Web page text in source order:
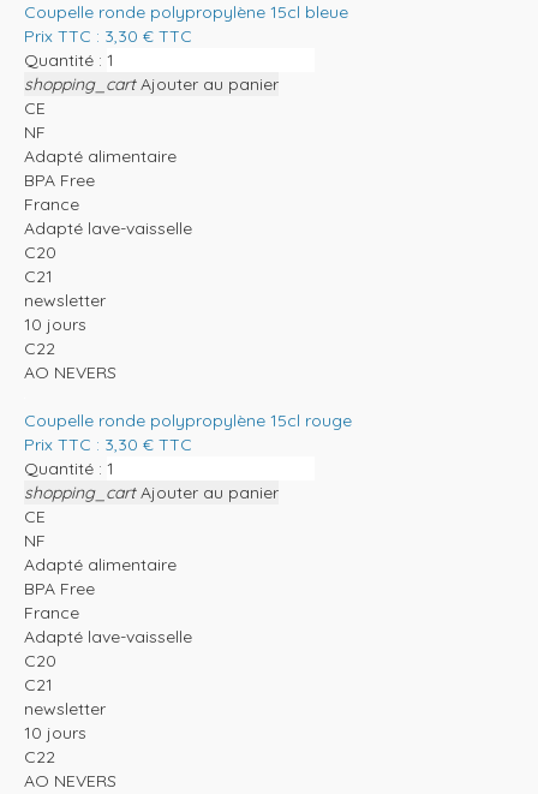
Coupelle ronde polypropylène 15cl bleue
Prix TTC : 3,30 € TTC
Quantité :
shopping_cart Ajouter au panier
CE
NF
Adapté alimentaire
BPA Free
France
Adapté lave-vaisselle
C20
C21
newsletter
10 jours
C22
AO NEVERS
Coupelle ronde polypropylène 15cl rouge
Prix TTC : 3,30 € TTC
Quantité :
shopping_cart Ajouter au panier
CE
NF
Adapté alimentaire
BPA Free
France
Adapté lave-vaisselle
C20
C21
newsletter
10 jours
C22
AO NEVERS